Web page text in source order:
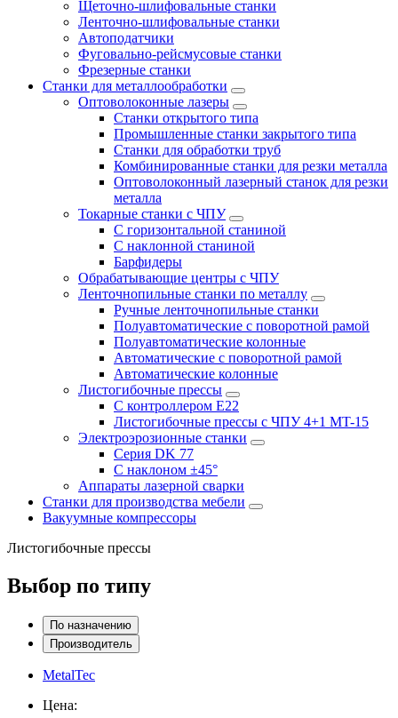
Щеточно-шлифовальные станки
Ленточно-шлифовальные станки
Автоподатчики
Фуговально-рейсмусовые станки
Фрезерные станки
Станки для металлообработки
Оптоволоконные лазеры
Станки открытого типа
Промышленные станки закрытого типа
Станки для обработки труб
Комбинированные станки для резки металла
Оптоволоконный лазерный станок для резки
металла
Токарные станки с ЧПУ
С горизонтальной станиной
С наклонной станиной
Барфидеры
Обрабатывающие центры с ЧПУ
Ленточнопильные станки по металлу
Ручные ленточнопильные станки
Полуавтоматические с поворотной рамой
Полуавтоматические колонные
Автоматические с поворотной рамой
Автоматические колонные
Листогибочные прессы
С контроллером E22
Листогибочные прессы с ЧПУ 4+1 MT-15
Электроэрозионные станки
Серия DK 77
С наклоном ±45°
Аппараты лазерной сварки
Станки для производства мебели
Вакуумные компрессоры
Листогибочные прессы
Выбор по типу
По назначению
Производитель
MetalTec
Цена: